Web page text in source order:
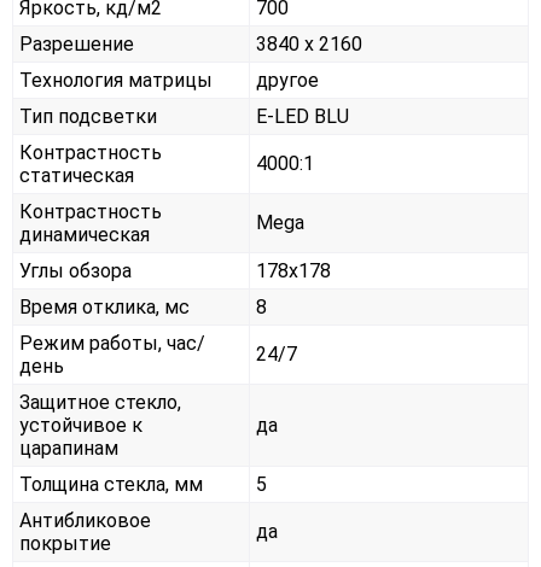
Яркость, кд/м2
700
Разрешение
3840 x 2160
Технология матрицы
другое
Тип подсветки
E-LED BLU
Контрастность
статическая
4000:1
Контрастность
динамическая
Mega
Углы обзора
178x178
Время отклика, мс
8
Режим работы, час/
день
24/7
Защитное стекло,
устойчивое к
царапинам
да
Толщина стекла, мм
5
Антибликовое
покрытие
да